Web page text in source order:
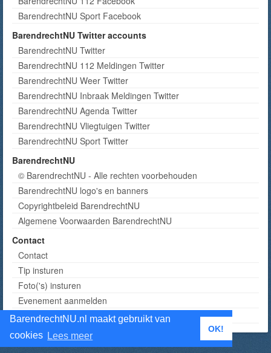
BarendrechtNU.nl maakt gebruikt van
cookies Lees meer
OK!
BarendrechtNU Sport Facebook
BarendrechtNU Twitter accounts
BarendrechtNU Twitter
BarendrechtNU 112 Meldingen Twitter
BarendrechtNU Weer Twitter
BarendrechtNU Inbraak Meldingen Twitter
BarendrechtNU Agenda Twitter
BarendrechtNU Vliegtuigen Twitter
BarendrechtNU Sport Twitter
BarendrechtNU
© BarendrechtNU - Alle rechten voorbehouden
BarendrechtNU logo's en banners
Copyrightbeleid BarendrechtNU
Algemene Voorwaarden BarendrechtNU
Contact
Contact
Tip insturen
Foto('s) insturen
Evenement aanmelden
Informatie aanvragen adverteren